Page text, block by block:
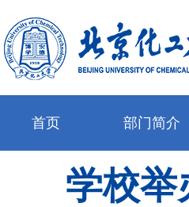
首页 部门简介
学校举